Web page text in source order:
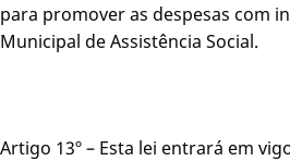
para promover as despesas com
Municipal de Assistência Social.
Artigo 13º – Esta lei entrará em